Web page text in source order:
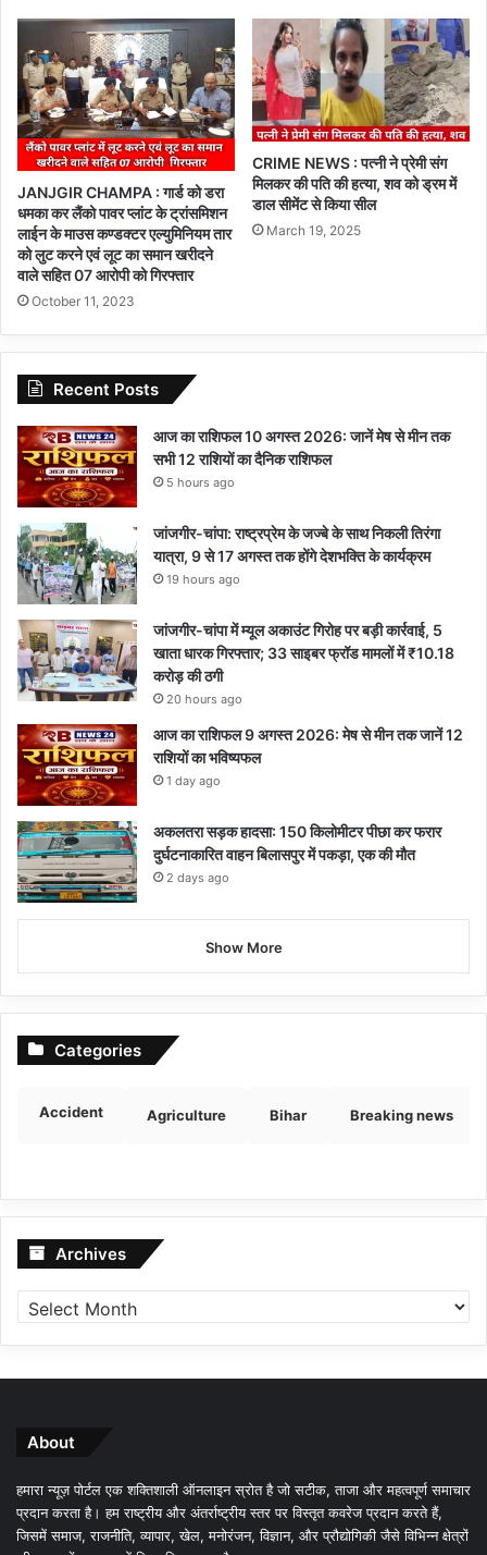
JANJGIR CHAMPA : गार्ड को डरा
धमका कर लैंको पावर प्लांट के ट्रांसमिशन
लाईन के माउस कण्डक्टर एल्युमिनियम तार
को लुट करने एवं लूट का समान खरीदने
वाले सहित 07 आरोपी को गिरफ्तार
October 11, 2023
CRIME NEWS : पत्नी ने प्रेमी संग
मिलकर की पति की हत्या, शव को ड्रम में
डाल सीमेंट से किया सील
March 19, 2025
Recent Posts
आज का राशिफल 10 अगस्त 2026: जानें मेष से मीन तक
सभी 12 राशियों का दैनिक राशिफल
5 hours ago
जांजगीर-चांपा: राष्ट्रप्रेम के जज्बे के साथ निकली तिरंगा
यात्रा, 9 से 17 अगस्त तक होंगे देशभक्ति के कार्यक्रम
19 hours ago
जांजगीर-चांपा में म्यूल अकाउंट गिरोह पर बड़ी कार्रवाई, 5
खाता धारक गिरफ्तार; 33 साइबर फ्रॉड मामलों में ₹10.18
करोड़ की ठगी
20 hours ago
आज का राशिफल 9 अगस्त 2026: मेष से मीन तक जानें 12
राशियों का भविष्यफल
1 day ago
अकलतरा सड़क हादसा: 150 किलोमीटर पीछा कर फरार
दुर्घटनाकारित वाहन बिलासपुर में पकड़ा, एक की मौत
2 days ago
Show More
Categories
Accident Agriculture Bihar Breaking news
Archives Archives
About
हमारा न्यूज़ पोर्टल एक शक्तिशाली ऑनलाइन स्रोत है जो सटीक, ताजा और महत्वपूर्ण समाचार
प्रदान करता है। हम राष्ट्रीय और अंतर्राष्ट्रीय स्तर पर विस्तृत कवरेज प्रदान करते हैं,
जिसमें समाज, राजनीति, व्यापार, खेल, मनोरंजन, विज्ञान, और प्रौद्योगिकी जैसे विभिन्न क्षेत्रों